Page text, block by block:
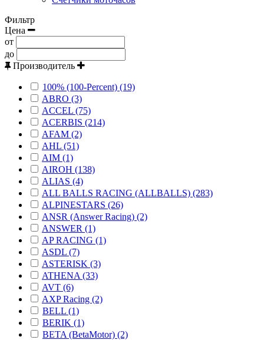
Фильтр
Цена
от
до
Производитель
100% (100-Percent) (19)
ABRO (3)
ACCEL (75)
ACERBIS (214)
AFAM (2)
AHL (51)
AIM (1)
AIROH (138)
ALIAS (4)
ALL BALLS RACING (ALLBALLS) (283)
ALPINESTARS (26)
ANSR (Answer Racing) (2)
ANSWER (1)
AP RACING (1)
ASDL (7)
ASTERISK (3)
ATHENA (33)
AVT (6)
AXP Racing (2)
BELL (1)
BERIK (1)
BETA (BetaMotor) (2)